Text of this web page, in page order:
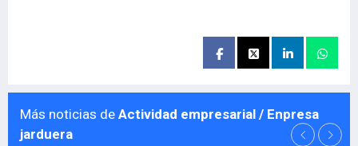
Más noticias de Actividad empresarial / Enpresa
jarduera